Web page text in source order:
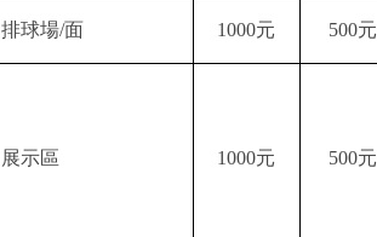
排球場/面 1000元 500元
展示區 1000元 500元